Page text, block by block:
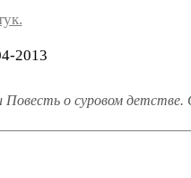
2013
Повесть о суровом детстве.